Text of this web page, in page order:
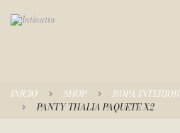
Inicio
INICIO SHOP ROPA INTERIOR
PANTY THALIA PAQUETE X2